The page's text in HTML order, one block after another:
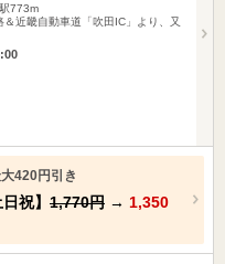
773m
＆近畿自動車道「吹田IC」より、又
420円引き
祝】 1,770円 → 1,350